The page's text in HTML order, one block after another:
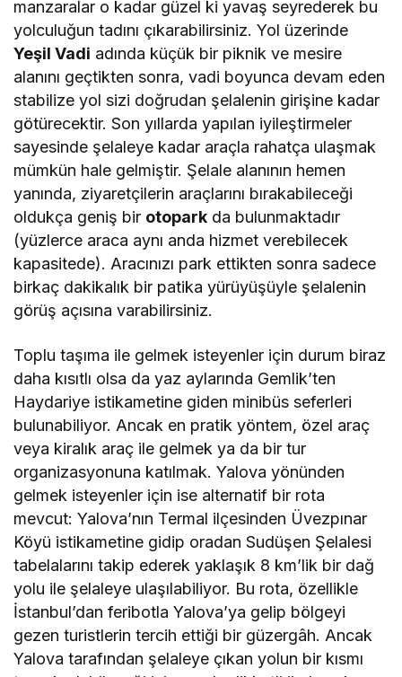
manzaralar o kadar güzel ki yavaş seyrederek bu
yolculuğun tadını çıkarabilirsiniz. Yol üzerinde
Yeşil Vadi adında küçük bir piknik ve mesire
alanını geçtikten sonra, vadi boyunca devam eden
stabilize yol sizi doğrudan şelalenin girişine kadar
götürecektir. Son yıllarda yapılan iyileştirmeler
sayesinde şelaleye kadar araçla rahatça ulaşmak
mümkün hale gelmiştir. Şelale alanının hemen
yanında, ziyaretçilerin araçlarını bırakabileceği
oldukça geniş bir otopark da bulunmaktadır
(yüzlerce araca aynı anda hizmet verebilecek
kapasitede). Aracınızı park ettikten sonra sadece
birkaç dakikalık bir patika yürüyüşüyle şelalenin
görüş açısına varabilirsiniz.
Toplu taşıma ile gelmek isteyenler için durum biraz
daha kısıtlı olsa da yaz aylarında Gemlik’ten
Haydariye istikametine giden minibüs seferleri
bulunabiliyor. Ancak en pratik yöntem, özel araç
veya kiralık araç ile gelmek ya da bir tur
organizasyonuna katılmak. Yalova yönünden
gelmek isteyenler için ise alternatif bir rota
mevcut: Yalova’nın Termal ilçesinden Üvezpınar
Köyü istikametine gidip oradan Sudüşen Şelalesi
tabelalarını takip ederek yaklaşık 8 km’lik bir dağ
yolu ile şelaleye ulaşılabiliyor. Bu rota, özellikle
İstanbul’dan feribotla Yalova’ya gelip bölgeyi
gezen turistlerin tercih ettiği bir güzergâh. Ancak
Yalova tarafından şelaleye çıkan yolun bir kısmı